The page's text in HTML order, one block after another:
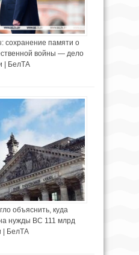
сохранение памяти о
войны — дело
| БелТА
объяснить, куда
нужды ВС 111 млрд
| БелТА